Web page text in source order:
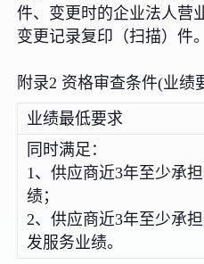
件、变更时的企业法人营
变更记录复印（扫描）件。
附录2 资格审查条件(业绩
业绩最低要求
同时满足：
1、供应商近3年至少承
绩；
2、供应商近3年至少承
发服务业绩。